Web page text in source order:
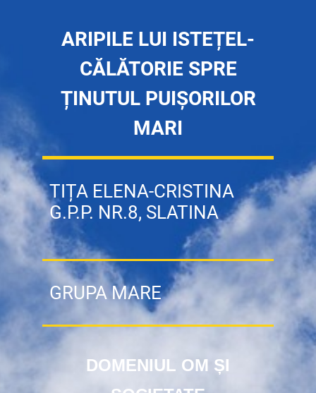
ARIPILE LUI ISTEȚEL-
CĂLĂTORIE SPRE
ȚINUTUL PUIȘORILOR
MARI
TIȚA ELENA-CRISTINA
G.P.P. NR.8, SLATINA
GRUPA MARE
DOMENIUL OM ȘI